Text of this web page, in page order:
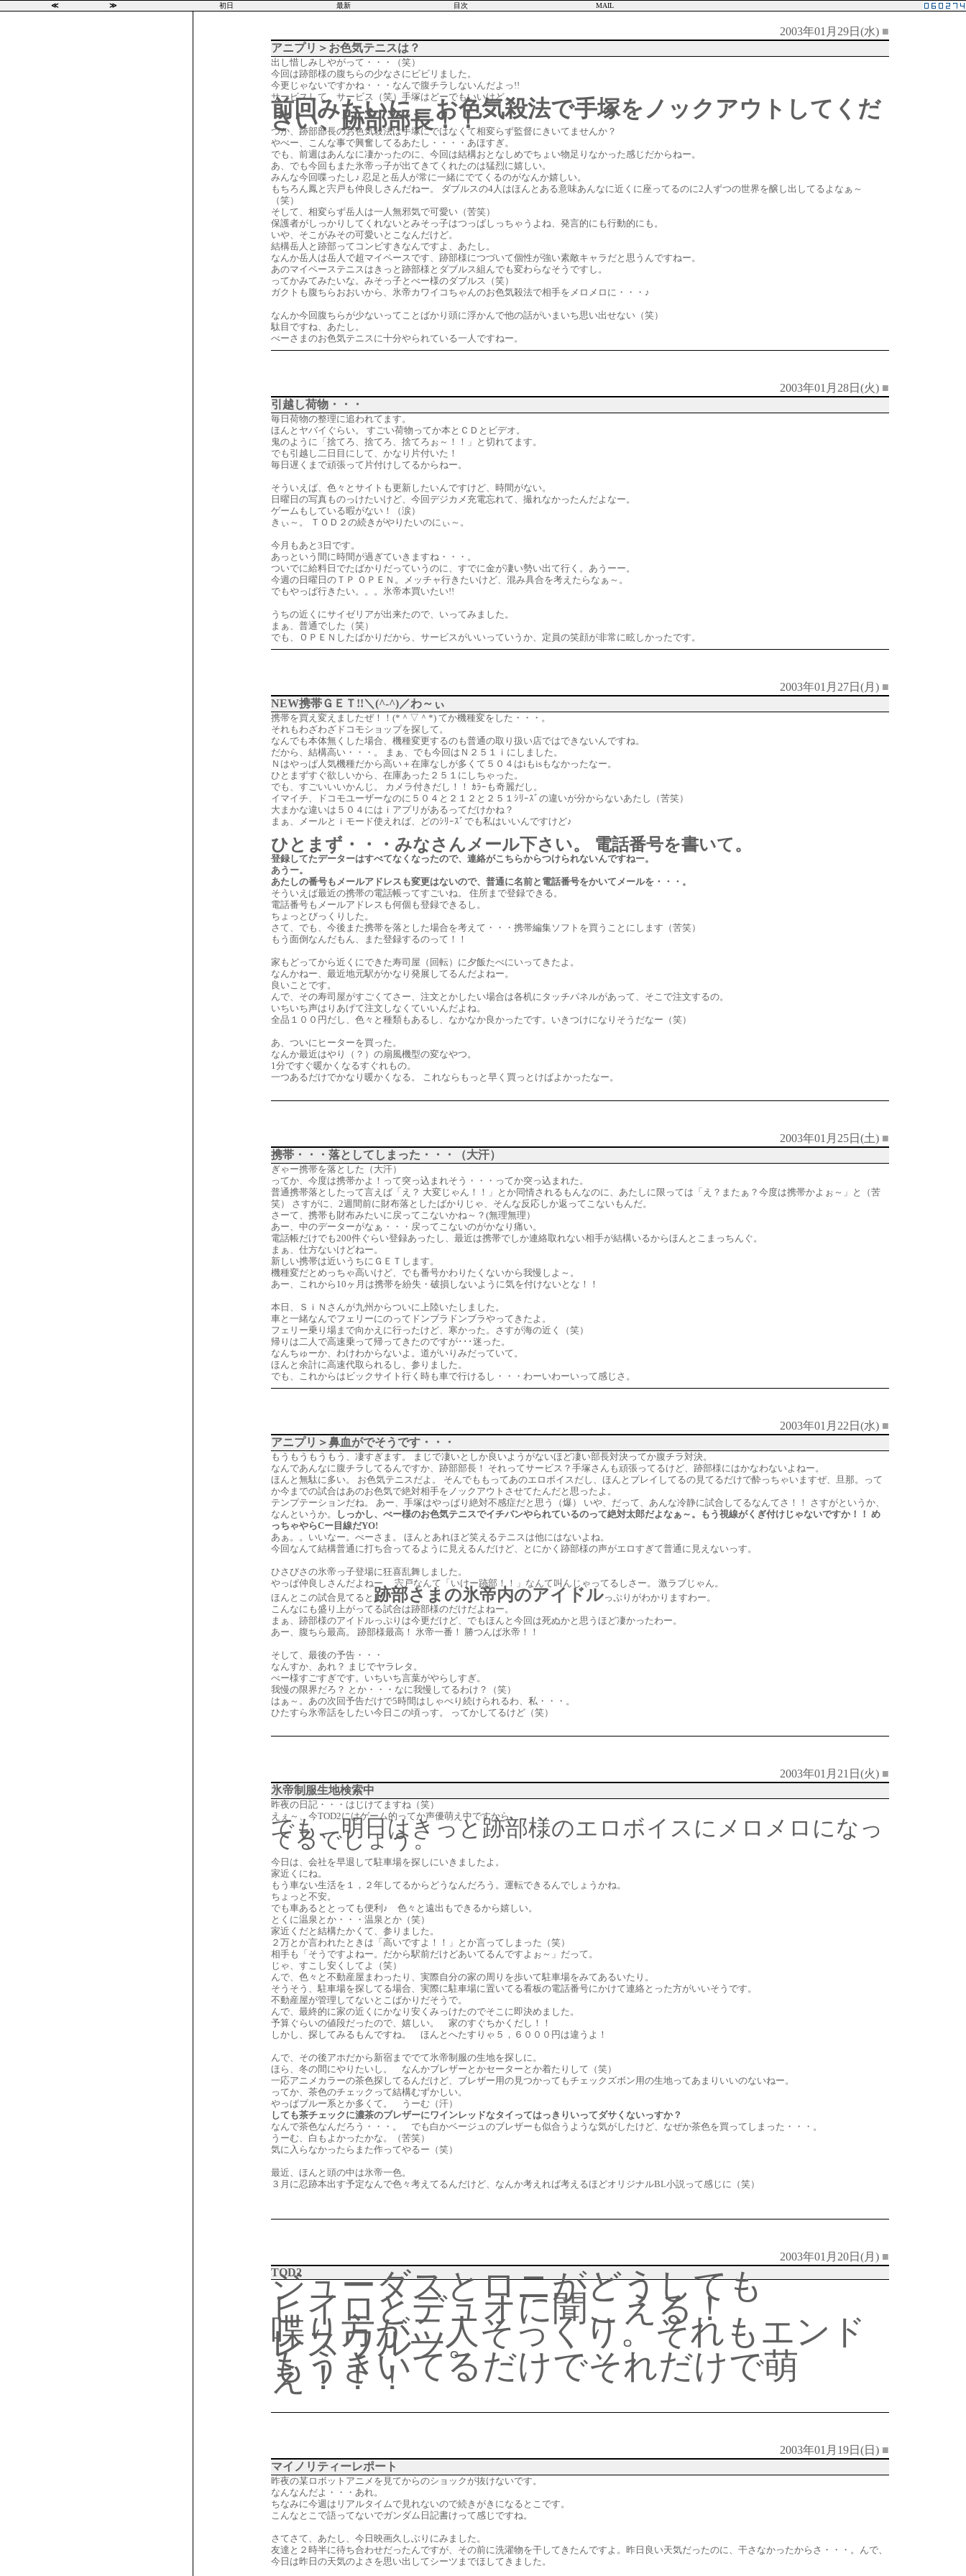
≪ ≫ 初日 最新 目次 MAIL
2003年01月29日(水) ■
アニプリ＞お色気テニスは？
出し惜しみしやがって・・・（笑）
今回は跡部様の腹ちらの少なさにビビリました。
今更じゃないですかね・・・なんで腹チラしないんだよっ!!
サービスして、サービス（笑）手塚はどーでもいいけど。
前回みたいに、お色気殺法で手塚をノックアウトしてくだ
さい、跡部部長！！
つか、跡部部長のお色気殺法は手塚にではなくて相変らず監督にきいてませんか？
やべー、こんな事で興奮してるあたし・・・・あほすぎ。
でも、前週はあんなに凄かったのに、今回は結構おとなしめでちょい物足りなかった感じだからねー。
あ、でも今回もまた氷帝っ子が出てきてくれたのは猛烈に嬉しい。
みんな今回喋ったし♪ 忍足と岳人が常に一緒にでてくるのがなんか嬉しい。
もちろん鳳と宍戸も仲良しさんだねー。 ダブルスの4人はほんとある意味あんなに近くに座ってるのに2人ずつの世界を醸し出してるよなぁ～
（笑）
そして、相変らず岳人は一人無邪気で可愛い（苦笑）
保護者がしっかりしてくれないとみそっ子はつっぱしっちゃうよね、発言的にも行動的にも。
いや、そこがみその可愛いとこなんだけど。
結構岳人と跡部ってコンビすきなんですよ、あたし。
なんか岳人は岳人で超マイペースです、跡部様につづいて個性が強い素敵キャラだと思うんですねー。
あのマイペーステニスはきっと跡部様とダブルス組んでも変わらなそうですし。
ってかみてみたいな。みそっ子とべー様のダブルス（笑）
ガクトも腹ちらおおいから、氷帝カワイコちゃんのお色気殺法で相手をメロメロに・・・♪
なんか今回腹ちらが少ないってことばかり頭に浮かんで他の話がいまいち思い出せない（笑）
駄目ですね、あたし。
べーさまのお色気テニスに十分やられている一人ですねー。
2003年01月28日(火) ■
引越し荷物・・・
毎日荷物の整理に追われてます。
ほんとヤバイぐらい。 すごい荷物ってか本とＣＤとビデオ。
鬼のように「捨てろ、捨てろ、捨てろぉ～！！」と切れてます。
でも引越し二日目にして、かなり片付いた！
毎日遅くまで頑張って片付けしてるからねー。
そういえば、色々とサイトも更新したいんですけど、時間がない。
日曜日の写真ものっけたいけど、今回デジカメ充電忘れて、撮れなかったんだよなー。
ゲームもしている暇がない！（涙）
きぃ～。 ＴＯＤ２の続きがやりたいのにぃ～。
今月もあと3日です。
あっという間に時間が過ぎていきますね・・・。
ついでに給料日でたばかりだっていうのに、すでに金が凄い勢い出て行く。あうーー。
今週の日曜日のＴＰ ＯＰＥＮ。メッチャ行きたいけど、混み具合を考えたらなぁ～。
でもやっぱ行きたい。。。氷帝本買いたい!!
うちの近くにサイゼリアが出来たので、いってみました。
まぁ、普通でした（笑）
でも、ＯＰＥＮしたばかりだから、サービスがいいっていうか、定員の笑顔が非常に眩しかったです。
2003年01月27日(月) ■
NEW携帯ＧＥＴ!!＼(^-^)／わ～ぃ
携帯を買え変えましたぜ！！(*＾▽＾*) てか機種変をした・・・。
それもわざわざドコモショップを探して。
なんでも本体無くした場合、機種変更するのも普通の取り扱い店ではできないんですね。
だから、結構高い・・・。 まぁ、でも今回はＮ２５１ｉにしました。
Ｎはやっぱ人気機種だから高い＋在庫なしが多くて５０４はiもisもなかったなー。
ひとまずすぐ欲しいから、在庫あった２５１にしちゃった。
でも、すごいいいかんじ。 カメラ付きだし！！ ｶﾗｰも奇麗だし。
イマイチ、ドコモユーザーなのに５０４と２１２と２５１ｼﾘｰｽﾞの違いが分からないあたし（苦笑）
大まかな違いは５０４にはｉアプリがあるってだけかね？
まぁ、メールとｉモード使えれば、どのｼﾘｰｽﾞでも私はいいんですけど♪
ひとまず・・・みなさんメール下さい。 電話番号を書いて。
登録してたデーターはすべてなくなったので、連絡がこちらからつけられないんですねー。
あうー。
あたしの番号もメールアドレスも変更はないので、普通に名前と電話番号をかいてメールを・・・。
そういえば最近の携帯の電話帳ってすごいね。 住所まで登録できる。
電話番号もメールアドレスも何個も登録できるし。
ちょっとびっくりした。
さて、でも、今後また携帯を落とした場合を考えて・・・携帯編集ソフトを買うことにします（苦笑）
もう面倒なんだもん、また登録するのって！！
家もどってから近くにできた寿司屋（回転）に夕飯たべにいってきたよ。
なんかねー、最近地元駅がかなり発展してるんだよねー。
良いことです。
んで、その寿司屋がすごくてさー、注文とかしたい場合は各机にタッチパネルがあって、そこで注文するの。
いちいち声はりあげて注文しなくていいんだよね。
全品１００円だし、色々と種類もあるし、なかなか良かったです。いきつけになりそうだなー（笑）
あ、ついにヒーターを買った。
なんか最近はやり（？）の扇風機型の変なやつ。
1分ですぐ暖かくなるすぐれもの。
一つあるだけでかなり暖かくなる。 これならもっと早く買っとけばよかったなー。
2003年01月25日(土) ■
携帯・・・落としてしまった・・・（大汗）
ぎゃー携帯を落とした（大汗）
ってか、今度は携帯かよ！って突っ込まれそう・・・ってか突っ込まれた。
普通携帯落としたって言えば「え？ 大変じゃん！！」とか同情されるもんなのに、あたしに限っては「え？またぁ？今度は携帯かよぉ～」と（苦
笑） さすがに、2週間前に財布落としたばかりじゃ、そんな反応しか返ってこないもんだ。
さーて、携帯も財布みたいに戻ってこないかね～？(無理無理）
あー、中のデーターがなぁ・・・戻ってこないのがかなり痛い。
電話帳だけでも200件ぐらい登録あったし、最近は携帯でしか連絡取れない相手が結構いるからほんとこまっちんぐ。
まぁ、仕方ないけどねー。
新しい携帯は近いうちにＧＥＴします。
機種変だとめっちゃ高いけど、でも番号かわりたくないから我慢しよ～。
あー、これから10ヶ月は携帯を紛失・破損しないように気を付けないとな！！
本日、ＳｉＮさんが九州からついに上陸いたしました。
車と一緒なんでフェリーにのってドンブラドンブラやってきたよ。
フェリー乗り場まで向かえに行ったけど、寒かった。さすが海の近く（笑）
帰りは二人で高速乗って帰ってきたのですが･･･迷った。
なんちゅーか、わけわからないよ。道がいりみだっていて。
ほんと余計に高速代取られるし、参りました。
でも、これからはビックサイト行く時も車で行けるし・・・わーいわーいって感じさ。
2003年01月22日(水) ■
アニプリ＞鼻血がでそうです・・・
もうもうもうもう、凄すぎます。 まじで凄いとしか良いようがないほど凄い部長対決ってか腹チラ対決。
なんであんなに腹チラしてるんですか、跡部部長！ それってサービス？手塚さんも頑張ってるけど、跡部様にはかなわないよねー。
ほんと無駄に多い。 お色気テニスだよ。 そんでももってあのエロボイスだし、ほんとプレイしてるの見てるだけで酔っちゃいますぜ、旦那。って
か今までの試合はあのお色気で絶対相手をノックアウトさせてたんだと思ったよ。
テンプテーションだね。 あー、手塚はやっぱり絶対不感症だと思う（爆） いや、だって、あんな冷静に試合してるなんてさ！！ さすがというか、
なんというか。
しっかし、べー様のお色気テニスでイチバンやられているのって絶対太郎だよなぁ～。もう視線がくぎ付けじゃないですか！！ め
っちゃやらCー目線だYO!
あぁ。。いいなー。べーさま。 ほんとあれほど笑えるテニスは他にはないよね。
今回なんて結構普通に打ち合ってるように見えるんだけど、とにかく跡部様の声がエロすぎて普通に見えないっす。
ひさびさの氷帝っ子登場に狂喜乱舞しました。
やっぱ仲良しさんだよねー。 宍戸なんて「いけー跡部！！」なんて叫んじゃってるしさー。 激ラブじゃん。
ほんとこの試合見てると 跡部さまの氷帝内のアイドルっぷりがわかりますわー。
こんなにも盛り上がってる試合は跡部様のだけだよねー。
まぁ、跡部様のアイドルっぷりは今更だけど、でもほんと今回は死ぬかと思うほど凄かったわー。
あー、腹ちら最高。 跡部様最高！ 氷帝一番！ 勝つんば氷帝！！
そして、最後の予告・・・
なんすか、あれ？ まじでヤラレタ。
べー様すごすぎです。いちいち言葉がやらしすぎ。
我慢の限界だろ？ とか・・・なに我慢してるわけ？（笑）
はぁ～。あの次回予告だけで5時間はしゃべり続けられるわ、私・・・。
ひたすら氷帝話をしたい今日この頃っす。 ってかしてるけど（笑）
2003年01月21日(火) ■
氷帝制服生地検索中
昨夜の日記・・・はじけてますね（笑）
えぇ～、今TOD2にはゲーム的ってか声優萌え中ですから。
でも、明日はきっと跡部様のエロボイスにメロメロになっ
てるでしょう。
今日は、会社を早退して駐車場を探しにいきましたよ。
家近くにね。
もう車ない生活を１，２年してるからどうなんだろう。運転できるんでしょうかね。
ちょっと不安。
でも車あるととっても便利♪ 色々と遠出もできるから嬉しい。
とくに温泉とか・・・温泉とか（笑）
家近くだと結構たかくて、参りました。
２万とか言われたときは「高いですよ！！」とか言ってしまった（笑）
相手も「そうですよねー。だから駅前だけどあいてるんですよぉ～」だって。
じゃ、すこし安くしてよ（笑）
んで、色々と不動産屋まわったり、実際自分の家の周りを歩いて駐車場をみてあるいたり。
そうそう、駐車場を探してる場合、実際に駐車場に置いてる看板の電話番号にかけて連絡とった方がいいそうです。
不動産屋が管理してないとこばかりだそうで。
んで、最終的に家の近くにかなり安くみっけたのでそこに即決めました。
予算ぐらいの値段だったので、嬉しい。 家のすぐちかくだし！！
しかし、探してみるもんですね。 ほんとへたすりゃ５，６０００円は違うよ！
んで、その後アホだから新宿まででて氷帝制服の生地を探しに。
ほら、冬の間にやりたいし。 なんかブレザーとかセーターとか着たりして（笑）
一応アニメカラーの茶色探してるんだけど、ブレザー用の見つかってもチェックズボン用の生地ってあまりいいのないねー。
ってか、茶色のチェックって結構むずかしい。
やっぱブルー系とか多くて。 うーむ（汗）
しても茶チェックに濃茶のブレザーにワインレッドなタイってはっきりいってダサくないっすか？
なんで茶色なんだろう・・・。 でも白かベージュのブレザーも似合うような気がしたけど、なぜか茶色を買ってしまった・・・。
うーむ、白もよかったかな。（苦笑）
気に入らなかったらまた作ってやるー（笑）
最近、ほんと頭の中は氷帝一色。
３月に忍跡本出す予定なんで色々考えてるんだけど、なんか考えれば考えるほどオリジナルBL小説って感じに（笑）
2003年01月20日(月) ■
TOD2
ジューダスとロニがどうしても
ヒイロとデュオに聞こえる！
喋り方が二人そっくり。それもエンド
レスワルツ。
もうきいてるだけでそれだけで萌
え！！！
2003年01月19日(日) ■
マイノリティーレポート
昨夜の某ロボットアニメを見てからのショックが抜けないです。
なんなんだよ・・・あれ。
ちなみに今週はリアルタイムで見れないので続きがきになるとこです。
こんなとこで語ってないでガンダム日記書けって感じですね。
さてさて、あたし、今日映画久しぶりにみました。
友達と２時半に待ち合わせだったんですが、その前に洗濯物を干してきたんですよ。昨日良い天気だったのに、干さなかったからさ・・・。んで、
今日は昨日の天気のよさを思い出してシーツまでほしてきました。